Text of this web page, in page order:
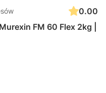
0.00
FM 60 Flex 2kg |